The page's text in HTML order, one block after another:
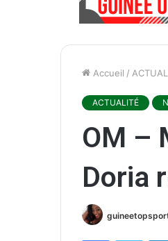
Accueil /
ACTUALITÉ
OM –
Doria